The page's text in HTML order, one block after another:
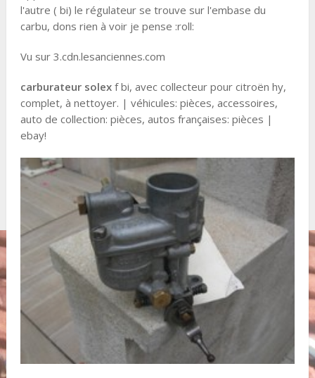
l'autre ( bi) le régulateur se trouve sur l'embase du
carbu, dons rien à voir je pense :roll:
Vu sur 3.cdn.lesanciennes.com
carburateur solexf bi, avec collecteur pour citroën hy,
complet, à nettoyer. | véhicules: pièces, accessoires,
auto de collection: pièces, autos françaises: pièces |
ebay!